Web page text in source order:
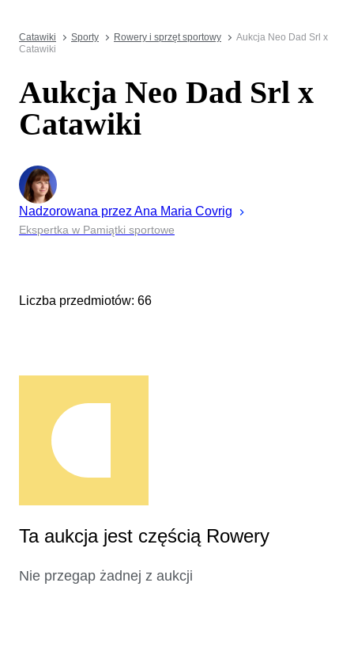
Catawiki Sporty Rowery i sprzęt sportowy
Aukcja Neo Dad Srl x
Catawiki
Aukcja Neo Dad Srl x
Catawiki
Nadzorowana przez Ana Maria Covrig
Ekspertka w Pamiątki sportowe
Liczba przedmiotów: 66
Ta aukcja jest częścią Rowery
Nie przegap żadnej z aukcji